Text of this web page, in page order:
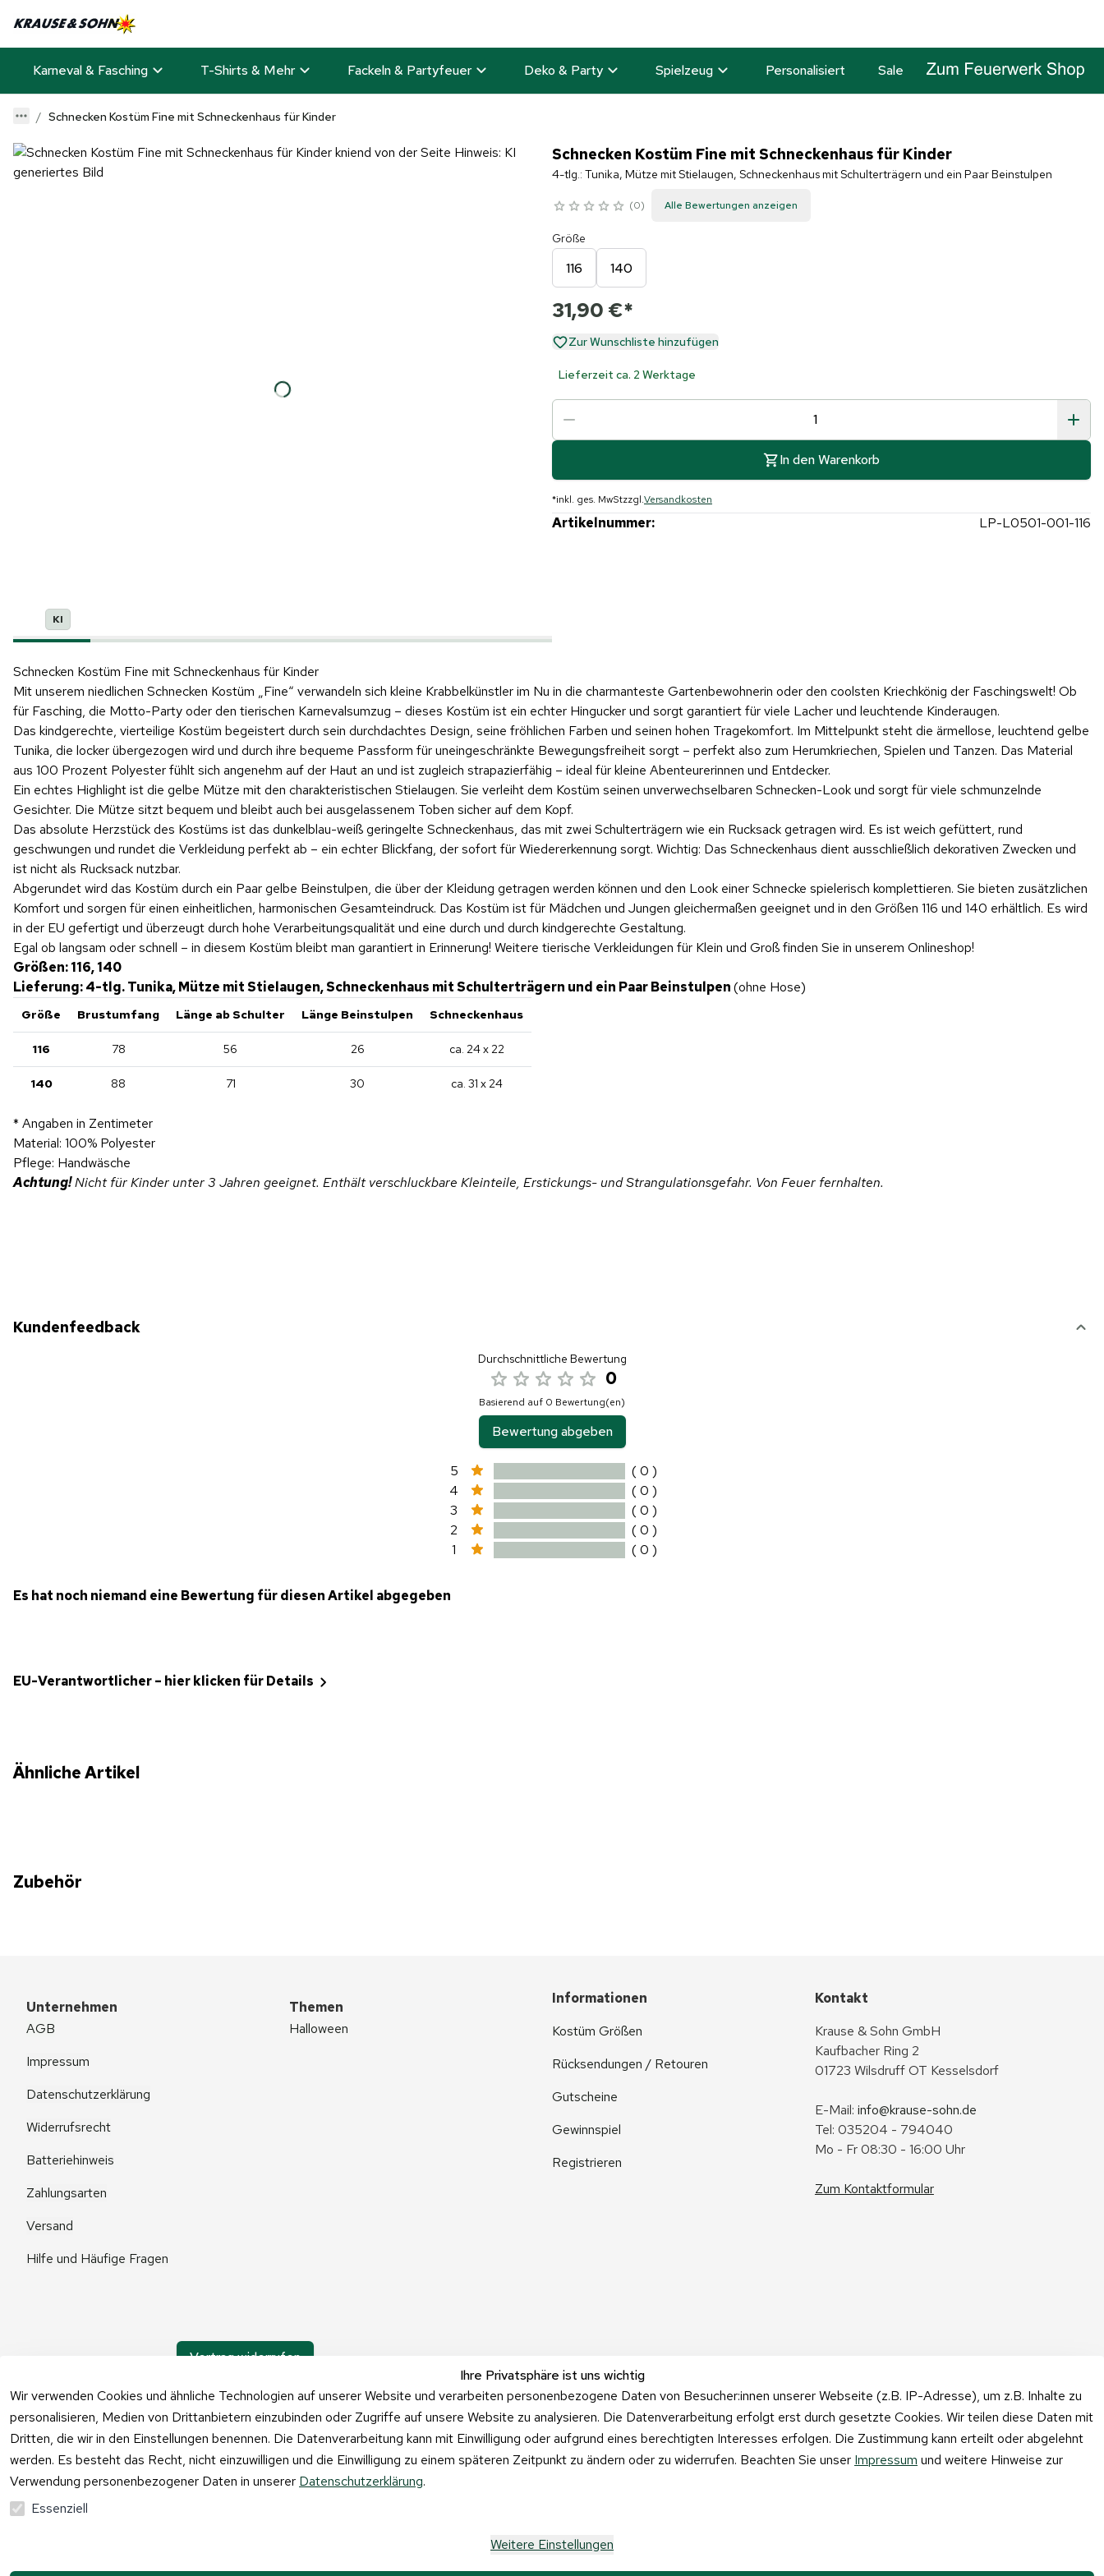
Karneval & Fasching T-Shirts & Mehr Fackeln & Partyfeuer Deko & Party Spielzeug Personalisiert Sale
Schnecken Kostüm Fine mit Schneckenhaus für Kinder
KI
Schnecken Kostüm Fine mit Schneckenhaus für Kinder
4-tlg.: Tunika, Mütze mit Stielaugen, Schneckenhaus mit Schulterträgern und ein Paar Beinstulpen
0 Alle Bewertungen anzeigen
Größe
116 140
31,90 €*
Zur Wunschliste hinzufügen
Lieferzeit ca. 2 Werktage
In den Warenkorb
*inkl. ges. MwStzzgl.Versandkosten
Artikelnummer: LP-L0501-001-116
Schnecken Kostüm Fine mit Schneckenhaus für Kinder
Mit unserem niedlichen Schnecken Kostüm „Fine“ verwandeln sich kleine Krabbelkünstler im Nu in die charmanteste Gartenbewohnerin oder den coolsten Kriechkönig der Faschingswelt! Ob
für Fasching, die Motto-Party oder den tierischen Karnevalsumzug – dieses Kostüm ist ein echter Hingucker und sorgt garantiert für viele Lacher und leuchtende Kinderaugen.
Das kindgerechte, vierteilige Kostüm begeistert durch sein durchdachtes Design, seine fröhlichen Farben und seinen hohen Tragekomfort. Im Mittelpunkt steht die ärmellose, leuchtend gelbe
Tunika, die locker übergezogen wird und durch ihre bequeme Passform für uneingeschränkte Bewegungsfreiheit sorgt – perfekt also zum Herumkriechen, Spielen und Tanzen. Das Material
aus 100 Prozent Polyester fühlt sich angenehm auf der Haut an und ist zugleich strapazierfähig – ideal für kleine Abenteurerinnen und Entdecker.
Ein echtes Highlight ist die gelbe Mütze mit den charakteristischen Stielaugen. Sie verleiht dem Kostüm seinen unverwechselbaren Schnecken-Look und sorgt für viele schmunzelnde
Gesichter. Die Mütze sitzt bequem und bleibt auch bei ausgelassenem Toben sicher auf dem Kopf.
Das absolute Herzstück des Kostüms ist das dunkelblau-weiß geringelte Schneckenhaus, das mit zwei Schulterträgern wie ein Rucksack getragen wird. Es ist weich gefüttert, rund
geschwungen und rundet die Verkleidung perfekt ab – ein echter Blickfang, der sofort für Wiedererkennung sorgt. Wichtig: Das Schneckenhaus dient ausschließlich dekorativen Zwecken und
ist nicht als Rucksack nutzbar.
Abgerundet wird das Kostüm durch ein Paar gelbe Beinstulpen, die über der Kleidung getragen werden können und den Look einer Schnecke spielerisch komplettieren. Sie bieten zusätzlichen
Komfort und sorgen für einen einheitlichen, harmonischen Gesamteindruck. Das Kostüm ist für Mädchen und Jungen gleichermaßen geeignet und in den Größen 116 und 140 erhältlich. Es wird
in der EU gefertigt und überzeugt durch hohe Verarbeitungsqualität und eine durch und durch kindgerechte Gestaltung.
Egal ob langsam oder schnell – in diesem Kostüm bleibt man garantiert in Erinnerung! Weitere tierische Verkleidungen für Klein und Groß finden Sie in unserem Onlineshop!
Größen: 116, 140
Lieferung: 4-tlg. Tunika, Mütze mit Stielaugen, Schneckenhaus mit Schulterträgern und ein Paar Beinstulpen(ohne Hose)
Größe Brustumfang Länge ab Schulter Länge Beinstulpen Schneckenhaus
116 78 56 26 ca. 24 x 22
140 88 71 30 ca. 31 x 24
* Angaben in Zentimeter
Material: 100% Polyester
Pflege: Handwäsche
Achtung!Nicht für Kinder unter 3 Jahren geeignet. Enthält verschluckbare Kleinteile, Erstickungs- und Strangulationsgefahr. Von Feuer fernhalten.
Kundenfeedback
Durchschnittliche Bewertung
0
Basierend auf 0 Bewertung(en)
Bewertung abgeben
5
( 0 )
4
( 0 )
3
( 0 )
2
( 0 )
1
( 0 )
Es hat noch niemand eine Bewertung für diesen Artikel abgegeben
EU-Verantwortlicher – hier klicken für Details
Ähnliche Artikel
Zubehör
Ihre Privatsphäre ist uns wichtig
Wir verwenden Cookies und ähnliche Technologien auf unserer Website und verarbeiten personenbezogene Daten von Besucher:innen unserer Webseite (z.B. IP-Adresse), um z.B. Inhalte zu
personalisieren, Medien von Drittanbietern einzubinden oder Zugriffe auf unsere Website zu analysieren. Die Datenverarbeitung erfolgt erst durch gesetzte Cookies. Wir teilen diese Daten mit
Dritten, die wir in den Einstellungen benennen. Die Datenverarbeitung kann mit Einwilligung oder aufgrund eines berechtigten Interesses erfolgen. Die Zustimmung kann erteilt oder abgelehnt
werden. Es besteht das Recht, nicht einzuwilligen und die Einwilligung zu einem späteren Zeitpunkt zu ändern oder zu widerrufen. Beachten Sie unser Impressum und weitere Hinweise zur
Verwendung personenbezogener Daten in unserer Datenschutzerklärung.
Essenziell
Weitere Einstellungen
Unternehmen
AGB
Impressum
Datenschutzerklärung
Widerrufsrecht
Batteriehinweis
Zahlungsarten
Versand
Hilfe und Häufige Fragen
Themen
Halloween
Informationen
Kostüm Größen
Rücksendungen / Retouren
Gutscheine
Gewinnspiel
Registrieren
Kontakt
Krause & Sohn GmbH
Kaufbacher Ring 2
01723 Wilsdruff OT Kesselsdorf
E-Mail: info@krause-sohn.de
Tel: 035204 - 794040
Mo - Fr 08:30 - 16:00 Uhr
Zum Kontaktformular
Vertrag widerrufen